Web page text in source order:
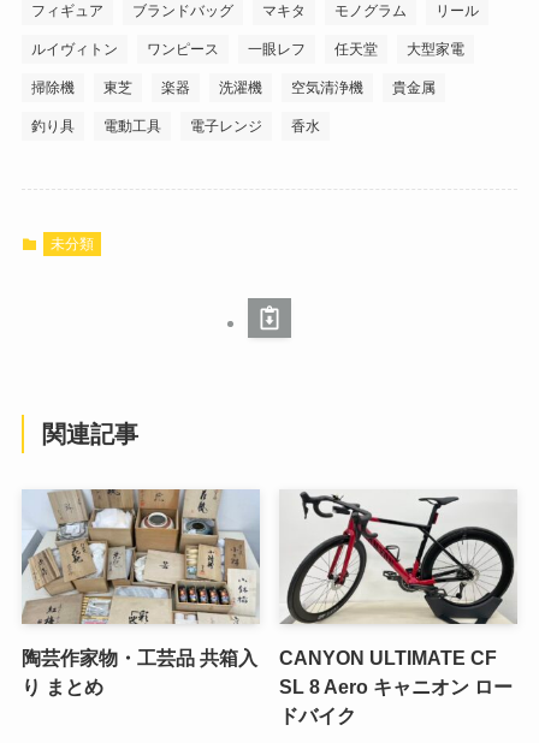
フィギュア ブランドバッグ マキタ モノグラム リール
ルイヴィトン ワンピース 一眼レフ 任天堂 大型家電
掃除機 東芝 楽器 洗濯機 空気清浄機 貴金属
釣り具 電動工具 電子レンジ 香水
未分類
関連記事
陶芸作家物・工芸品 共箱入
り まとめ
CANYON ULTIMATE CF
SL 8 Aero キャニオン ロー
ドバイク